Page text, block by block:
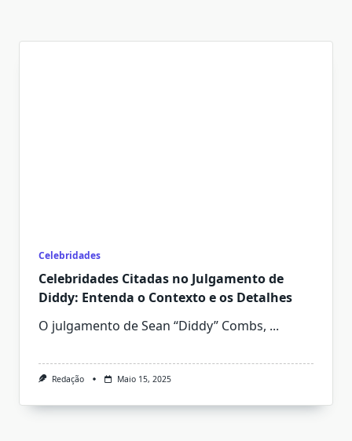
Celebridades
Celebridades Citadas no Julgamento de
Diddy: Entenda o Contexto e os Detalhes
O julgamento de Sean “Diddy” Combs, ...
Redação Maio 15, 2025